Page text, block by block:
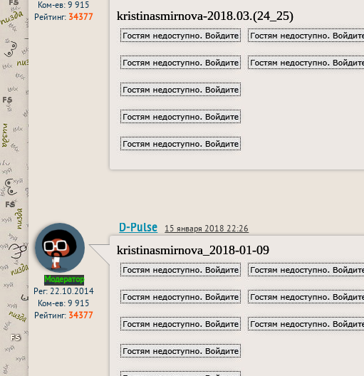
Ком-ев: 9 915
Рейтинг: 34377 kristinasmirnova-2018.03.(24_25)
Модератор
Рег: 22.10.2014
Ком-ев: 9 915
Рейтинг: 34377
D-Pulse 15 января 2018 22:26
kristinasmirnova_2018-01-09